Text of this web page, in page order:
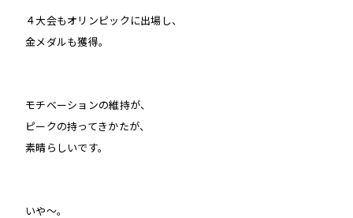
４大会もオリンピックに出場し、
金メダルも獲得。
モチベーションの維持が、
ピークの持ってきかたが、
素晴らしいです。
いや〜。